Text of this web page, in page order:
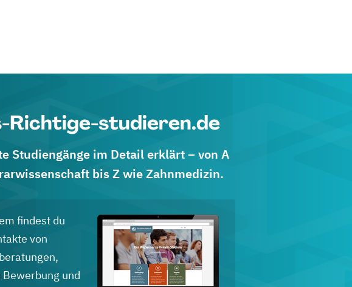
Richtige-studieren.de
Studiengänge im Detail erklärt – von A
bis Z wie Zahnmedizin.
findest du
von
Bewerbung und